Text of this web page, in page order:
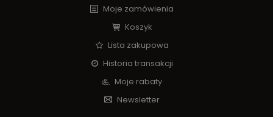
Moje zamówienia
Koszyk
Lista zakupowa
Historia transakcji
Moje rabaty
Newsletter